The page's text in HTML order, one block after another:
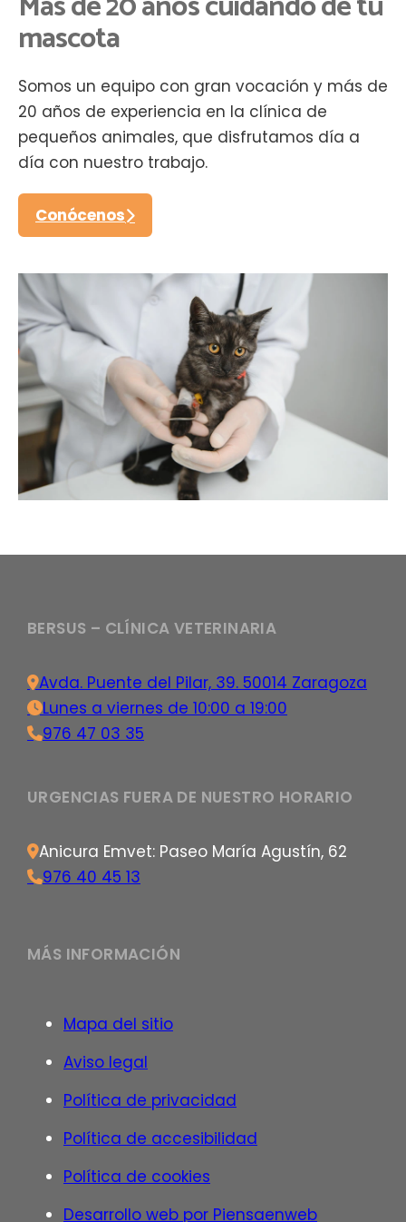
mascota
Somos un equipo con gran vocación y más de
20 años de experiencia en la clínica de
pequeños animales, que disfrutamos día a
día con nuestro trabajo.
Conócenos
BERSUS – CLÍNICA VETERINARIA
Avda. Puente del Pilar, 39. 50014 Zaragoza
Lunes a viernes de 10:00 a 19:00
976 47 03 35
URGENCIAS FUERA DE NUESTRO HORARIO
Anicura Emvet: Paseo María Agustín, 62
976 40 45 13
MÁS INFORMACIÓN
Mapa del sitio
Aviso legal
Política de privacidad
Política de accesibilidad
Política de cookies
Desarrollo web por Piensaenweb